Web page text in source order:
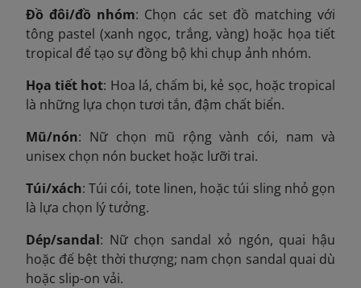
Đồ đôi/đồ nhóm: Chọn các set đồ matching với
tông pastel (xanh ngọc, trắng, vàng) hoặc họa tiết
tropical để tạo sự đồng bộ khi chụp ảnh nhóm.
Họa tiết hot: Hoa lá, chấm bi, kẻ sọc, hoặc tropical
là những lựa chọn tươi tắn, đậm chất biển.
Mũ/nón: Nữ chọn mũ rộng vành cói, nam và
unisex chọn nón bucket hoặc lưỡi trai.
Túi/xách: Túi cói, tote linen, hoặc túi sling nhỏ gọn
là lựa chọn lý tưởng.
Dép/sandal: Nữ chọn sandal xỏ ngón, quai hậu
hoặc đế bệt thời thượng; nam chọn sandal quai dù
hoặc slip-on vải.